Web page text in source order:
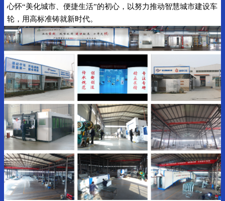
心怀“美化城市、便捷生活”的初心，以努力推动智慧城市建设车
轮，用高标准铸就新时代。